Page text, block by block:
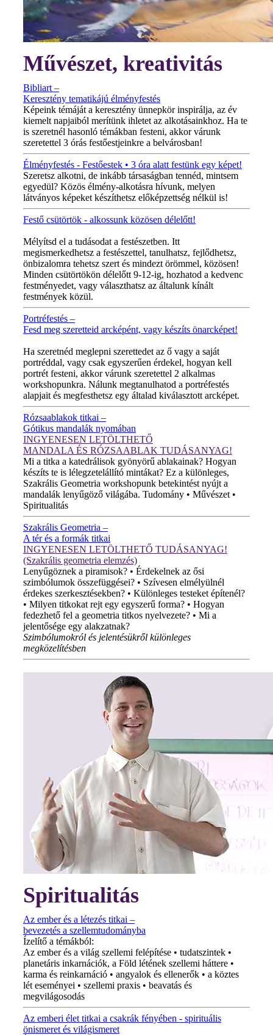
Művészet, kreativitás
Bibliart –
Keresztény tematikájú élményfestés
Képeink témáját a keresztény ünnepkör inspirálja, az év
kiemelt napjaiból merítünk ihletet az alkotásainkhoz. Ha te
is szeretnél hasonló témákban festeni, akkor várunk
szeretettel 3 órás festőestjeinkre a belvárosban!
Élményfestés - Festőestek • 3 óra alatt festünk egy képet!
Szeretsz alkotni, de inkább társaságban tennéd, mintsem
egyedül? Közös élmény-alkotásra hívunk, melyen
látványos képeket készíthetsz előképzettség nélkül is!
Festő csütörtök - alkossunk közösen délelőtt!
Mélyítsd el a tudásodat a festészetben. Itt
megismerkedhetsz a festészettel, tanulhatsz, fejlődhetsz,
önbizalomra tehetsz szert és mindezt örömmel, közösen!
Minden csütörtökön délelőtt 9-12-ig, hozhatod a kedvenc
festményedet, vagy választhatsz az általunk kínált
festmények közül.
Portréfestés –
Fesd meg szeretteid arcképént, vagy készíts önarcképet!
Ha szeretnéd meglepni szerettedet az ő vagy a saját
portréddal, vagy csak egyszerűen érdekel, hogyan kell
portrét festeni, akkor várunk szeretettel 2 alkalmas
workshopunkra. Nálunk megtanulhatod a portréfestés
alapjait és megfesthetsz egy általad kiválasztott arcképet.
Rózsaablakok titkai –
Gótikus mandalák nyomában
INGYENESEN LETÖLTHETŐ
MANDALA ÉS RÓZSAABLAK TUDÁSANYAG!
Mi a titka a katedrálisok gyönyörű ablakainak? Hogyan
készíts te is lélegzetelállító mintákat? Ez a különleges,
Szakrális Geometria workshopunk betekintést nyújt a
mandalák lenyűgöző világába. Tudomány • Művészet •
Spiritualitás
Szakrális Geometria –
A tér és a formák titkai
INGYENESEN LETÖLTHETŐ TUDÁSANYAG!
(Szakrális geometria elemzés)
Lenyűgöznek a piramisok? • Érdekelnek az ősi
szimbólumok összefüggései? • Szívesen elmélyülnél
érdekes szerkesztésekben? • Különleges testeket építenél?
• Milyen titkokat rejt egy egyszerű forma? • Hogyan
fedezhető fel a geometria titkos nyelvezete? • Mi a
jelentősége egy alakzatnak?
Szimbólumokról és jelentésükről különleges
megközelítésben
Spiritualitás
Az ember és a létezés titkai –
bevezetés a szellemtudományba
Ízelítő a témákból:
Az ember és a világ szellemi felépítése • tudatszintek •
planetáris inkarnációk, a Föld létének szellemi háttere •
karma és reinkarnáció • angyalok és ellenerők • a köztes
lét eseményei • szellemi praxis • beavatás és
megvilágosodás
Az emberi élet titkai a csakrák fényében - spirituális
önismeret és világismeret